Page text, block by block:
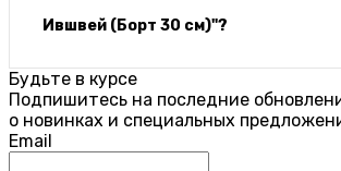
Ившвей (Борт 30 см)"?
Будьте в курсе
Подпишитесь на последние
о новинках и специальных
Email